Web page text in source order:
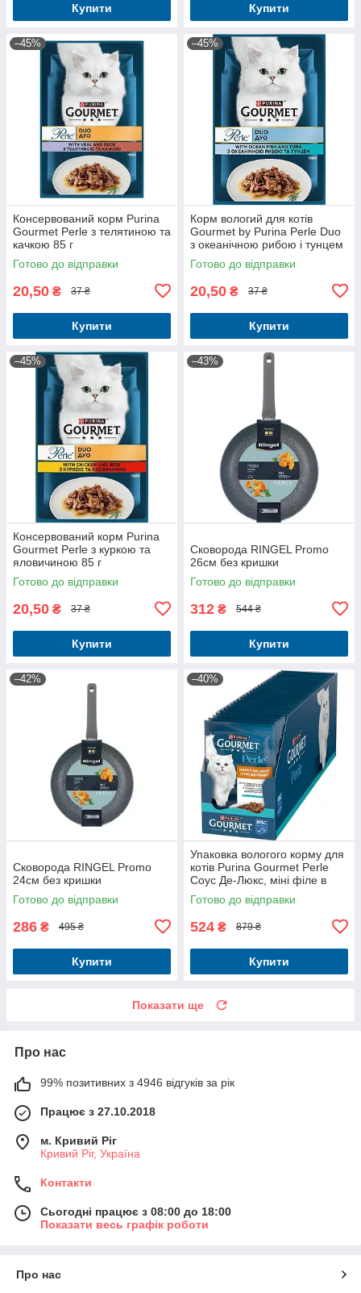
Купити Купити
–45%
Консервований корм Purina
Gourmet Perle з телятиною та
качкою 85 г
Готово до відправки
20,50 ₴ 37 ₴
Купити
–45%
Корм вологий для котів
Gourmet by Purina Perle Duo
з океанічною рибою і тунцем
85 г
Готово до відправки
20,50 ₴ 37 ₴
Купити
–45%
Консервований корм Purina
Gourmet Perle з куркою та
яловичиною 85 г
Готово до відправки
20,50 ₴ 37 ₴
Купити
–43%
Сковорода RINGEL Promo
26см без кришки
Готово до відправки
312 ₴ 544 ₴
Купити
–42%
Сковорода RINGEL Promo
24см без кришки
Готово до відправки
286 ₴ 495 ₴
Купити
–40%
Упаковка вологого корму для
котів Purina Gourmet Perle
Соус Де-Люкс, міні філе в
соусі з тунцем 26 шт по 85 г
Готово до відправки
524 ₴ 879 ₴
Купити
Показати ще
Про нас
99% позитивних з 4946 відгуків за рік
Працює з 27.10.2018
м. Кривий Ріг
Кривий Ріг, Україна
Контакти
Сьогодні працює з 08:00 до 18:00
Показати весь графік роботи
Про нас